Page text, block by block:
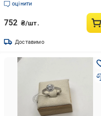
оцінити
752 ₴/шт.
Доставимо